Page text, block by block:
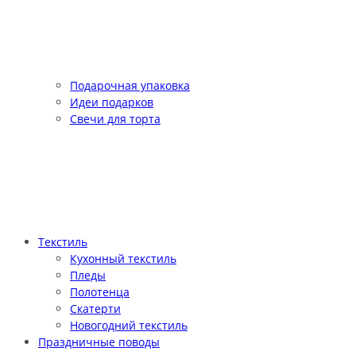
Подарочная упаковка
Идеи подарков
Свечи для торта
Текстиль
Кухонный текстиль
Пледы
Полотенца
Скатерти
Новогодний текстиль
Праздничные поводы